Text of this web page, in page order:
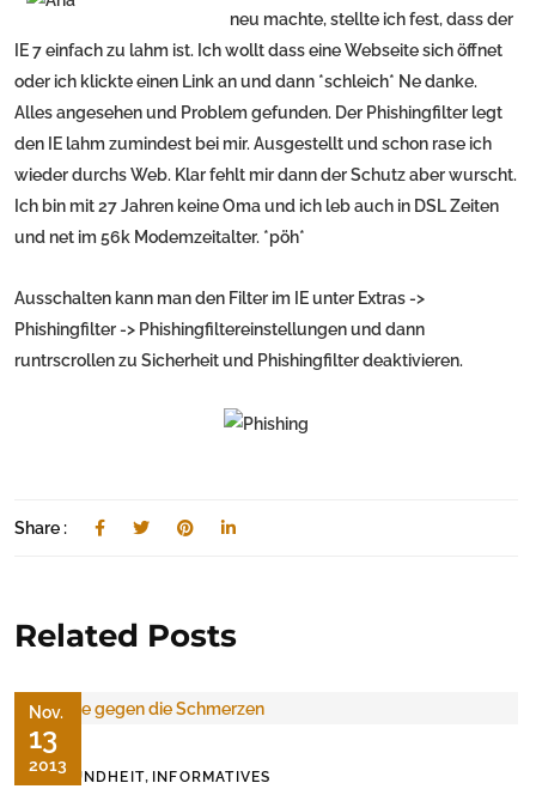
neu machte, stellte ich fest, dass der
IE 7 einfach zu lahm ist. Ich wollt dass eine Webseite sich öffnet
oder ich klickte einen Link an und dann *schleich* Ne danke.
Alles angesehen und Problem gefunden. Der Phishingfilter legt
den IE lahm zumindest bei mir. Ausgestellt und schon rase ich
wieder durchs Web. Klar fehlt mir dann der Schutz aber wurscht.
Ich bin mit 27 Jahren keine Oma und ich leb auch in DSL Zeiten
und net im 56k Modemzeitalter. *pöh*
Ausschalten kann man den Filter im IE unter Extras ->
Phishingfilter -> Phishingfiltereinstellungen und dann
runtrscrollen zu Sicherheit und Phishingfilter deaktivieren.
Share :
Related Posts
Nov.
13
2013
GESUNDHEIT, INFORMATIVES